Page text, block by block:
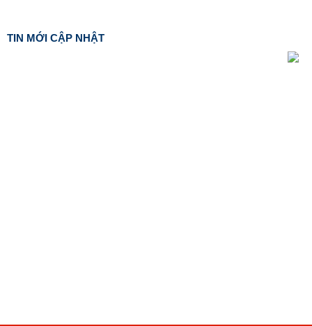
TIN MỚI CẬP NHẬT